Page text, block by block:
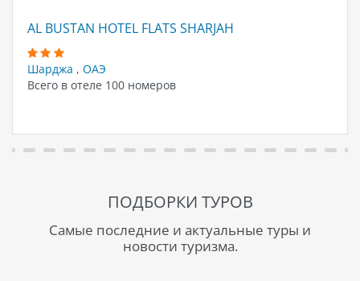
AL BUSTAN HOTEL FLATS SHARJAH
Шарджа , ОАЭ
Всего в отеле 100 номеров
ПОДБОРКИ ТУРОВ
Самые последние и актуальные туры и
новости туризма.